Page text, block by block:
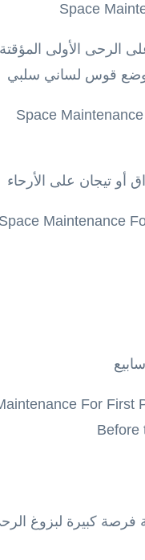
الرحى الأولى
وضع قوس لساني سلبي
تيجان على الأرحاء
كبيرة لبزوغ